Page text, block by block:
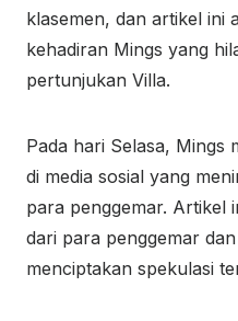
klasemen, dan artikel ini
kehadiran Mings yang
pertunjukan Villa.
Pada hari Selasa, Mings
di media sosial yang
para penggemar. Artikel
dari para penggemar
menciptakan spekulasi